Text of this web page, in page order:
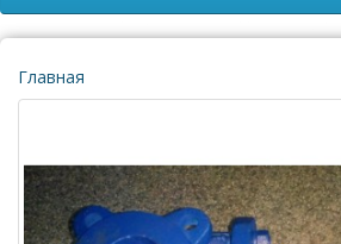
Главная